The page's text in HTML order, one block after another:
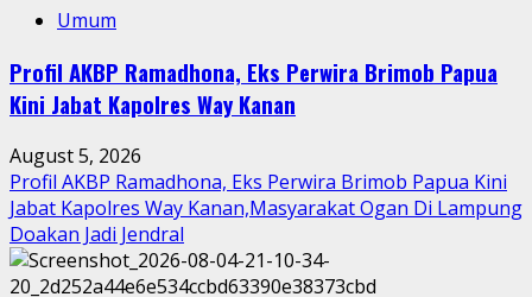
Umum
Profil AKBP Ramadhona, Eks Perwira Brimob Papua
Kini Jabat Kapolres Way Kanan
August 5, 2026
Profil AKBP Ramadhona, Eks Perwira Brimob Papua Kini
Jabat Kapolres Way Kanan,Masyarakat Ogan Di Lampung
Doakan Jadi Jendral